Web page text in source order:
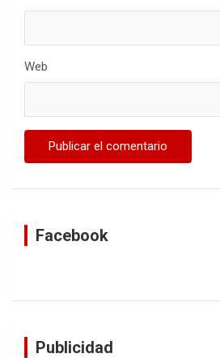
Web
Facebook
Publicidad